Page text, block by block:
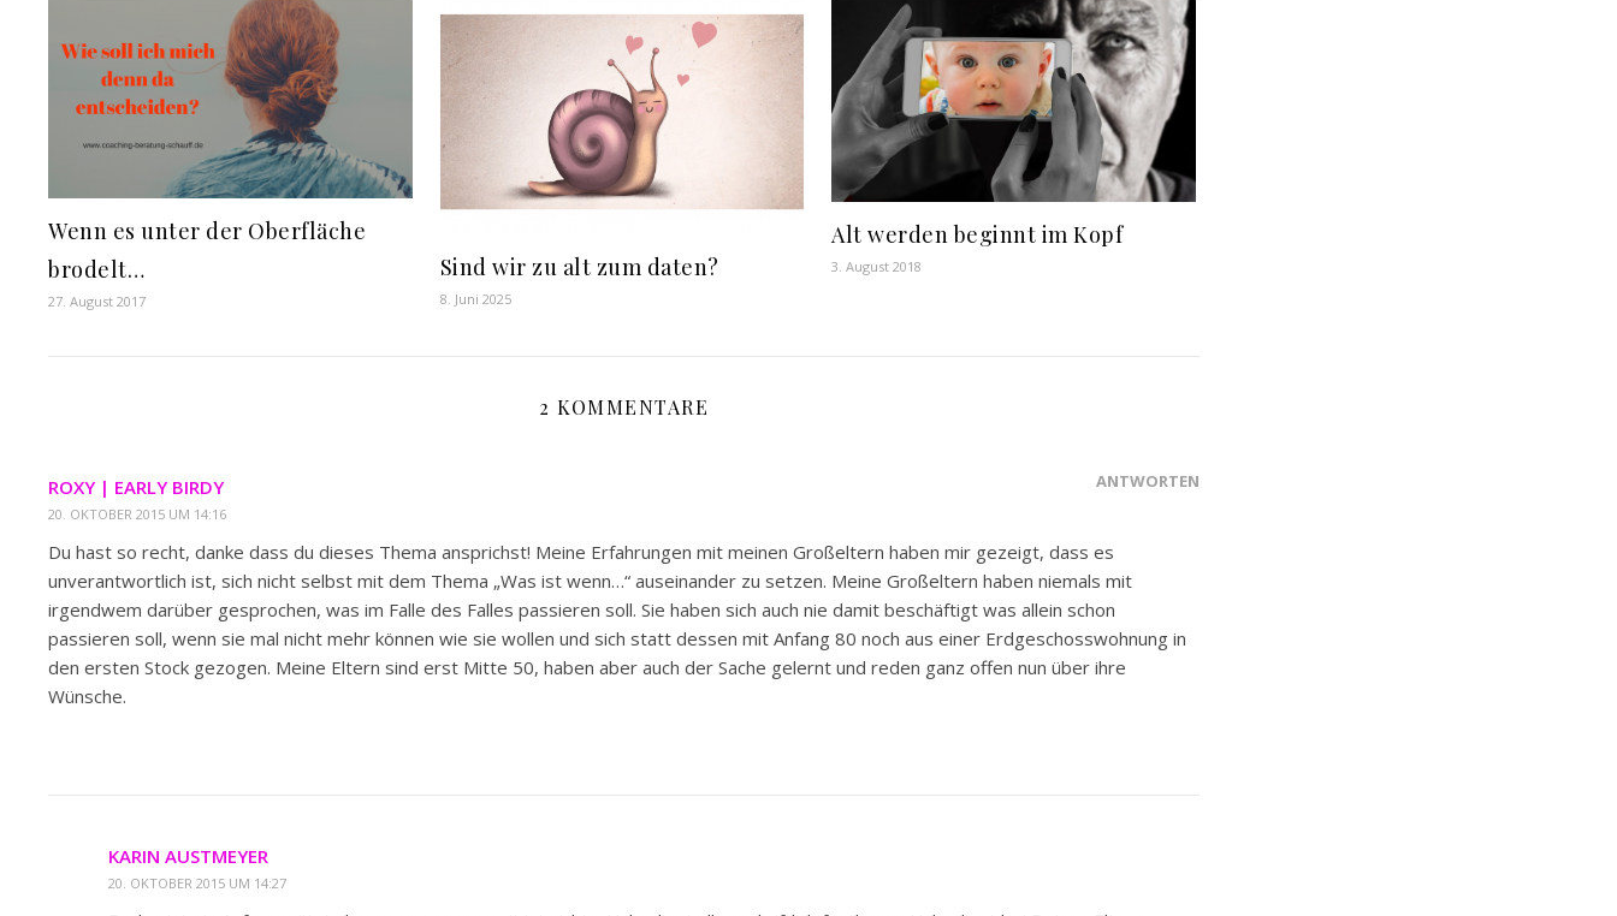
Wenn es unter der Oberfläche
brodelt…
27. August 2017
Sind wir zu alt zum daten?
8. Juni 2025
Alt werden beginnt im Kopf
3. August 2018
2 KOMMENTARE
ROXY | EARLY BIRDY
20. OKTOBER 2015 UM 14:16
ANTWORTEN
Du hast so recht, danke dass du dieses Thema ansprichst! Meine Erfahrungen mit meinen Großeltern haben mir gezeigt, dass es
unverantwortlich ist, sich nicht selbst mit dem Thema „Was ist wenn…“ auseinander zu setzen. Meine Großeltern haben niemals mit
irgendwem darüber gesprochen, was im Falle des Falles passieren soll. Sie haben sich auch nie damit beschäftigt was allein schon
passieren soll, wenn sie mal nicht mehr können wie sie wollen und sich statt dessen mit Anfang 80 noch aus einer Erdgeschosswohnung in
den ersten Stock gezogen. Meine Eltern sind erst Mitte 50, haben aber auch der Sache gelernt und reden ganz offen nun über ihre
Wünsche.
KARIN AUSTMEYER
20. OKTOBER 2015 UM 14:27